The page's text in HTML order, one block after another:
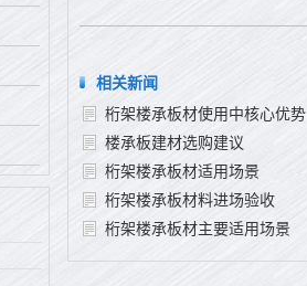
相关新闻
桁架楼承板材使用中核心优势
楼承板建材选购建议
桁架楼承板材适用场景
桁架楼承板材料进场验收
桁架楼承板材主要适用场景